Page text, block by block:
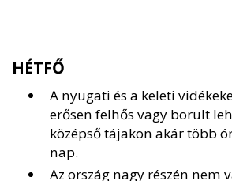
HÉTFŐ
A nyugati és a keleti
erősen felhős vagy borult
középső tájakon akár több
nap.
Az ország nagy részén nem